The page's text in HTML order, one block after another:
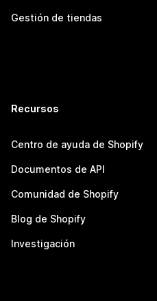
Gestión de tiendas
Recursos
Centro de ayuda de Shopify
Documentos de API
Comunidad de Shopify
Blog de Shopify
Investigación